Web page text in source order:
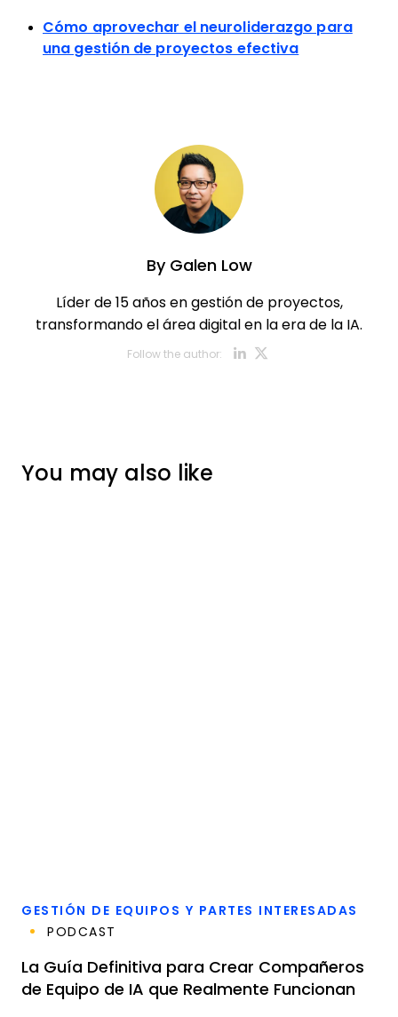
Cómo aprovechar el neuroliderazgo para
una gestión de proyectos efectiva
ByGalen Low
Líder de 15 años en gestión de proyectos,
transformando el área digital en la era de la IA.
Follow the author: Opens new
You may also like
GESTIÓN DE EQUIPOS Y PARTES INTERESADAS
PODCAST
La Guía Definitiva para Crear Compañeros
de Equipo de IA que Realmente Funcionan